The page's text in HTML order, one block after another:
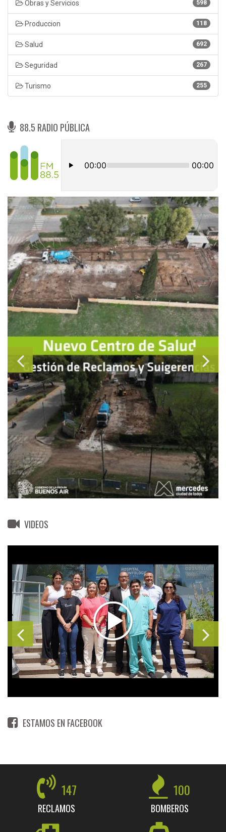
598
Obras y Servicios
118
Produccion
692
Salud
267
Seguridad
255
Turismo
88.5 RADIO PÚBLICA
VIDEOS
ESTAMOS EN FACEBOOK
147
RECLAMOS
100
BOMBEROS